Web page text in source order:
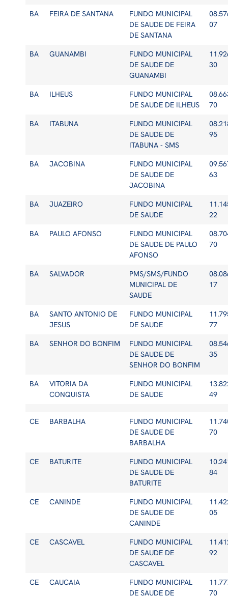
BA FEIRA DE SANTANA
FUNDO MUNICIPAL
DE SAUDE DE FEIRA
DE SANTANA
07
BA GUANAMBI
FUNDO MUNICIPAL
DE SAUDE DE
GUANAMBI
30
BA ILHEUS
FUNDO MUNICIPAL
DE SAUDE DE ILHEUS
70
BA ITABUNA
FUNDO MUNICIPAL
DE SAUDE DE
ITABUNA - SMS
95
BA JACOBINA
FUNDO MUNICIPAL
DE SAUDE DE
JACOBINA
63
BA JUAZEIRO
FUNDO MUNICIPAL
DE SAUDE
22
BA PAULO AFONSO
FUNDO MUNICIPAL
DE SAUDE DE PAULO
AFONSO
70
BA SALVADOR
PMS/SMS/FUNDO
MUNICIPAL DE
SAUDE
17
BA
SANTO ANTONIO DE
JESUS
FUNDO MUNICIPAL
DE SAUDE
77
BA SENHOR DO BONFIM
FUNDO MUNICIPAL
DE SAUDE DE
SENHOR DO BONFIM
35
BA
VITORIA DA
CONQUISTA
FUNDO MUNICIPAL
DE SAUDE
49
CE BARBALHA
FUNDO MUNICIPAL
DE SAUDE DE
BARBALHA
70
CE BATURITE
FUNDO MUNICIPAL
DE SAUDE DE
BATURITE
84
CE CANINDE
FUNDO MUNICIPAL
DE SAUDE DE
CANINDE
05
CE CASCAVEL
FUNDO MUNICIPAL
DE SAUDE DE
CASCAVEL
92
CE CAUCAIA
FUNDO MUNICIPAL
DE SAUDE DE
70